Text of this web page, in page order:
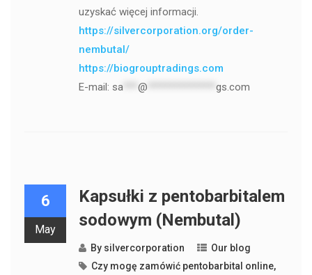
uzyskać więcej informacji.
https://silvercorporation.org/order-
nembutal/
https://biogrouptradings.com
E-mail: sa*** @ gs.com
6
May
Kapsułki z pentobarbitalem
sodowym (Nembutal)
By silvercorporation
Our blog
Czy mogę zamówić pentobarbital online,